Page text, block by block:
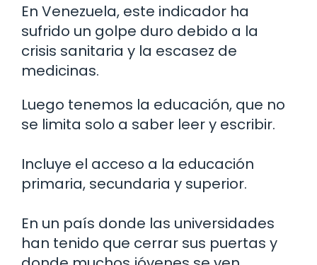
En Venezuela, este indicador ha
sufrido un golpe duro debido a la
crisis sanitaria y la escasez de
medicinas.
Luego tenemos la educación, que no
se limita solo a saber leer y escribir.
Incluye el acceso a la educación
primaria, secundaria y superior.
En un país donde las universidades
han tenido que cerrar sus puertas y